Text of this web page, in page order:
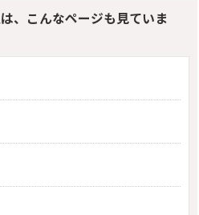
、こんなページも見ていま